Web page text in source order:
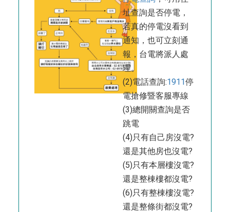
址查詢是否停電，
若真的停電沒看到
通知，也可立刻通
報，台電將派人處
理。
(2)電話查詢:1911停
電搶修暨客服專線
(3)總開關查詢是否
跳電
(4)只有自己房沒電?
還是其他房也沒電?
(5)只有本層樓沒電?
還是整棟樓都沒電?
(6)只有整棟樓沒電?
還是整條街都沒電?